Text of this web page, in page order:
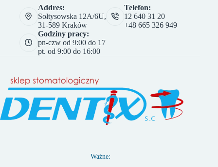
Addres:
Sołtysowska 12A/6U,
31-589 Kraków
Telefon:
12 640 31 20
+48 665 326 949
Godziny pracy:
pn-czw od 9:00 do 17
pt. od 9:00 do 16:00
Ważne: